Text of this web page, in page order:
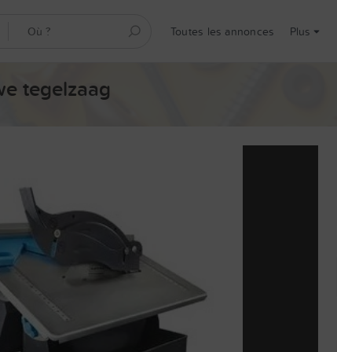
Toutes les annonces Plus
tegelzaag